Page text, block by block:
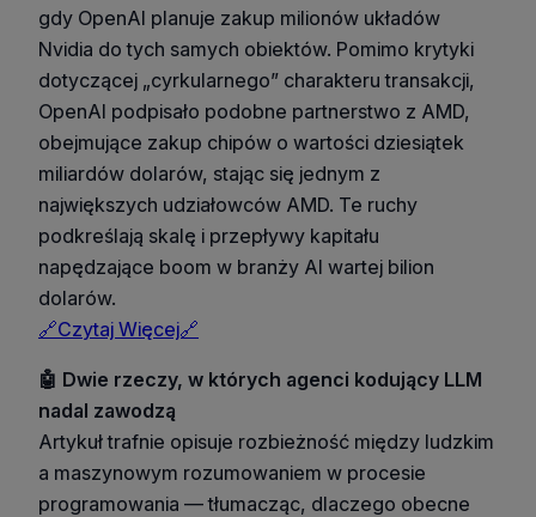
gdy OpenAI planuje zakup milionów układów
Nvidia do tych samych obiektów. Pomimo krytyki
dotyczącej „cyrkularnego” charakteru transakcji,
OpenAI podpisało podobne partnerstwo z AMD,
obejmujące zakup chipów o wartości dziesiątek
miliardów dolarów, stając się jednym z
największych udziałowców AMD. Te ruchy
podkreślają skalę i przepływy kapitału
napędzające boom w branży AI wartej bilion
dolarów.
🔗Czytaj Więcej🔗
🤖 Dwie rzeczy, w których agenci kodujący LLM
nadal zawodzą
Artykuł trafnie opisuje rozbieżność między ludzkim
a maszynowym rozumowaniem w procesie
programowania — tłumacząc, dlaczego obecne